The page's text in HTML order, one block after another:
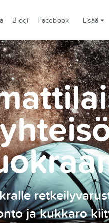
Blogi Facebook Lisää
ja kukkaro